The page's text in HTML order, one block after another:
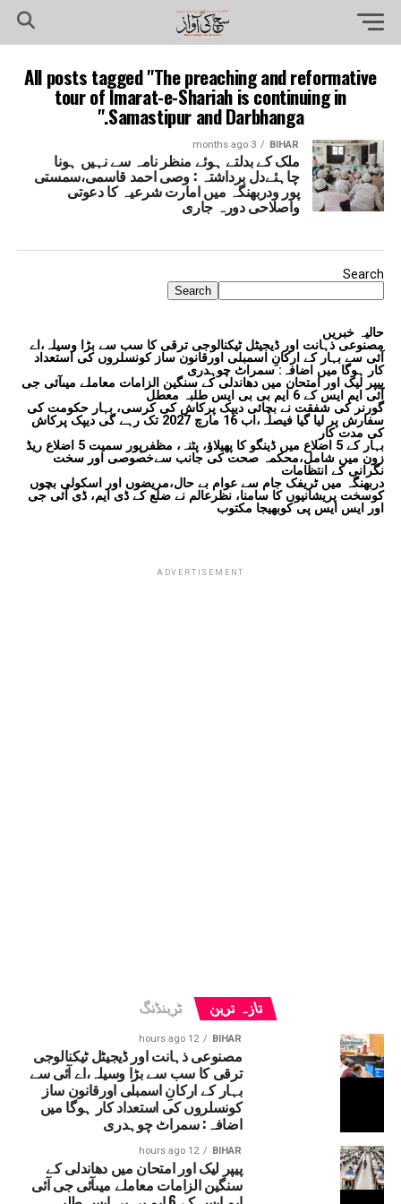
All posts tagged "The preaching and reformative
tour of Imarat-e-Shariah is continuing in
Samastipur and Darbhanga."
BIHAR
3 months ago
ملک کے بدلتے ہوئے منظر نامہ سے نہیں ہونا
چاہئےدل برداشتہ : وصی احمد قاسمی،سمستی
پور ودربھنگہ میں امارت شرعیہ کا دعوتی
واصلاحی دورہ جاری
Search
Search
حالیہ خبریں
مصنوعی ذہانت اور ڈیجیٹل ٹیکنالوجی ترقی کا سب سے بڑا وسیلہ،اے
آئی سے بہار کے ارکانِ اسمبلی اورقانون ساز کونسلروں کی استعداد
کار ہوگا میں اضافہ: سمراٹ چوہدری
پیپر لیک اور امتحان میں دھاندلی کے سنگین الزامات معاملے میںآئی جی
آئی ایم ایس کے 6 ایم بی بی ایس طلبہ معطل
گورنر کی شفقت نے بچائی دیپک پرکاش کی کرسی، بہار حکومت کی
سفارش پر لیا گیا فیصلہ،اب 16 مارچ 2027 تک رہے گی دیپک پرکاش
کی مدت کار
بہار کے 5 اضلاع میں ڈینگو کا پھیلاؤ، پٹنہ، مظفرپور سمیت 5 اضلاع ریڈ
زون میں شامل،محکمہ صحت کی جانب سےخصوصی اور سخت
نگرانی کے انتظامات
دربھنگہ میں ٹریفک جام سے عوام بے حال،مریضوں اور اسکولی بچوں
کوسخت پریشانیوں کا سامنا، نظرعالم نے ضلع کے ڈی ایم، ڈی آئی جی
اور ایس ایس پی کوبھیجا مکتوب
ADVERTISEMENT
تازہ ترین ٹرینڈنگ
BIHAR
12 hours ago
مصنوعی ذہانت اور ڈیجیٹل ٹیکنالوجی
ترقی کا سب سے بڑا وسیلہ،اے آئی سے
بہار کے ارکانِ اسمبلی اورقانون ساز
کونسلروں کی استعداد کار ہوگا میں
اضافہ: سمراٹ چوہدری
BIHAR
12 hours ago
پیپر لیک اور امتحان میں دھاندلی کے
سنگین الزامات معاملے میںآئی جی آئی